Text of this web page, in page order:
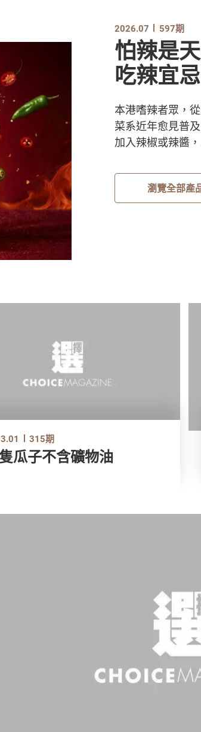
2026.07 597期
怕辣是
吃辣宜忌
本港嗜辣者眾，
菜系近年愈見普
加入辣椒或辣醬
瀏覽全部產
315期
瓜子不含礦物油